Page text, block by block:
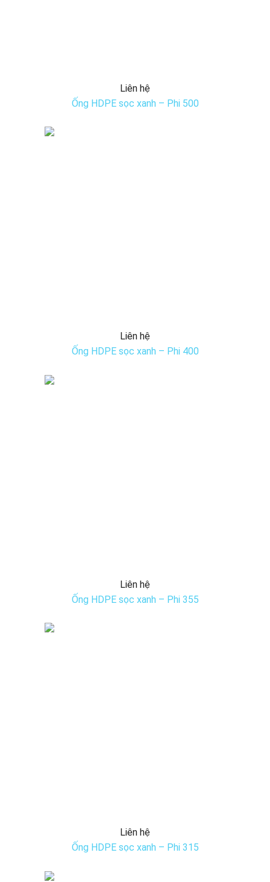
Liên hệ
Ống HDPE sọc xanh – Phi 500
Liên hệ
Ống HDPE sọc xanh – Phi 400
Liên hệ
Ống HDPE sọc xanh – Phi 355
Liên hệ
Ống HDPE sọc xanh – Phi 315